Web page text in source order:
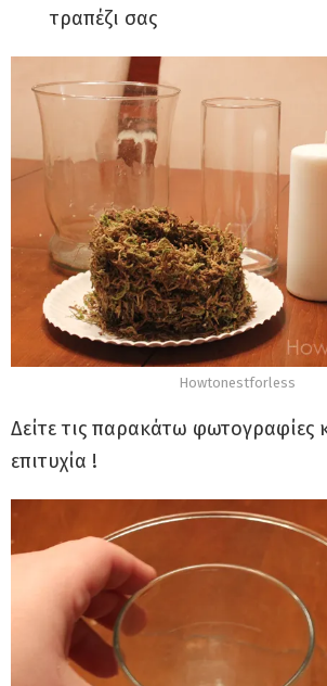
τραπέζι σας
Howtonestforless
Δείτε τις παρακάτω φωτογραφίες
επιτυχία !